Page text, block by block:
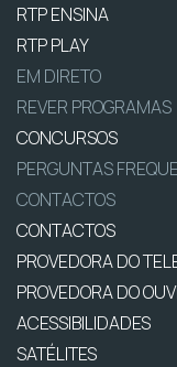
RTP ENSINA
RTP PLAY
EM DIRETO
REVER PROGRAMAS
CONCURSOS
PERGUNTAS
CONTACTOS
CONTACTOS
PROVEDORA DO
PROVEDORA DO
ACESSIBILIDADES
SATÉLITES